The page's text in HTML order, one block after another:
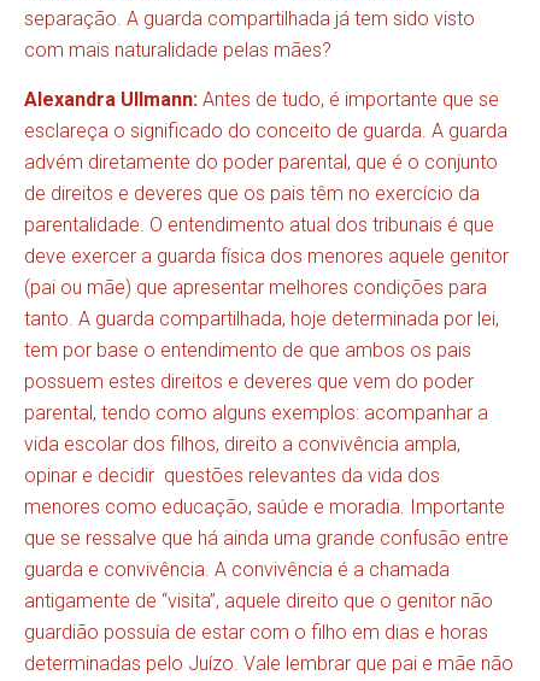
separação. A guarda compartilhada já tem sido visto
com mais naturalidade pelas mães?
Alexandra Ullmann: Antes de tudo, é importante que se
esclareça o significado do conceito de guarda. A guarda
advém diretamente do poder parental, que é o conjunto
de direitos e deveres que os pais têm no exercício da
parentalidade. O entendimento atual dos tribunais é que
deve exercer a guarda física dos menores aquele genitor
(pai ou mãe) que apresentar melhores condições para
tanto. A guarda compartilhada, hoje determinada por lei,
tem por base o entendimento de que ambos os pais
possuem estes direitos e deveres que vem do poder
parental, tendo como alguns exemplos: acompanhar a
vida escolar dos filhos, direito a convivência ampla,
opinar e decidir questões relevantes da vida dos
menores como educação, saúde e moradia. Importante
que se ressalve que há ainda uma grande confusão entre
guarda e convivência. A convivência é a chamada
antigamente de “visita”, aquele direito que o genitor não
guardião possuía de estar com o filho em dias e horas
determinadas pelo Juízo. Vale lembrar que pai e mãe não